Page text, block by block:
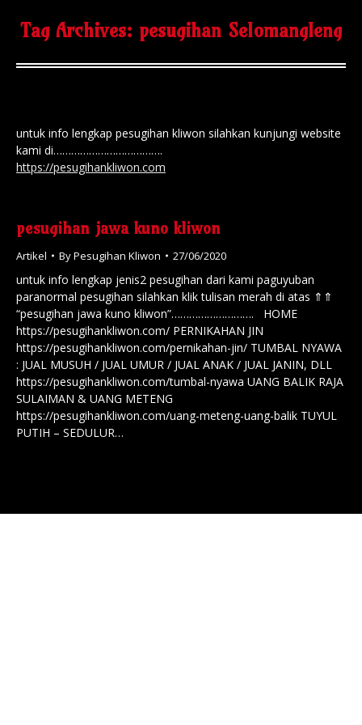
Tag Archives: pesugihan Selomangleng
untuk info lengkap pesugihan kliwon silahkan kunjungi website
kami di……………………………….
https://pesugihankliwon.com
pesugihan jawa kuno kliwon
Artikel ByPesugihan Kliwon 27/06/2020
untuk info lengkap jenis2 pesugihan dari kami paguyuban
paranormal pesugihan silahkan klik tulisan merah di atas ⇑⇑
“pesugihan jawa kuno kliwon”………………………. HOME
https://pesugihankliwon.com/ PERNIKAHAN JIN
https://pesugihankliwon.com/pernikahan-jin/ TUMBAL NYAWA
: JUAL MUSUH / JUAL UMUR / JUAL ANAK / JUAL JANIN, DLL
https://pesugihankliwon.com/tumbal-nyawa UANG BALIK RAJA
SULAIMAN & UANG METENG
https://pesugihankliwon.com/uang-meteng-uang-balik TUYUL
PUTIH – SEDULUR…